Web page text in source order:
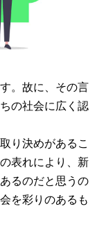
。故に、その言
の社会に広く認
り決めがあるこ
表れにより、新
るのだと思うの
を彩りのあるも